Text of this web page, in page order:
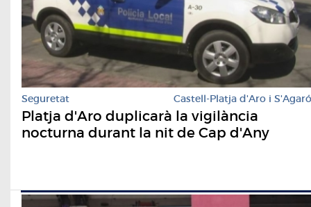
Seguretat Castell-Platja d'Aro i S'Agaró
Platja d'Aro duplicarà la vigilància
nocturna durant la nit de Cap d'Any